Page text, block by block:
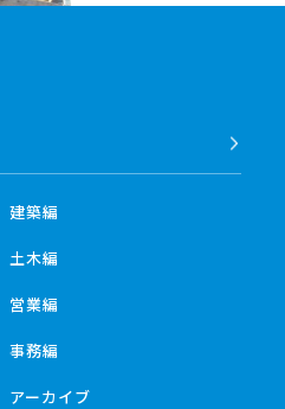
建築編
土木編
営業編
事務編
アーカイブ